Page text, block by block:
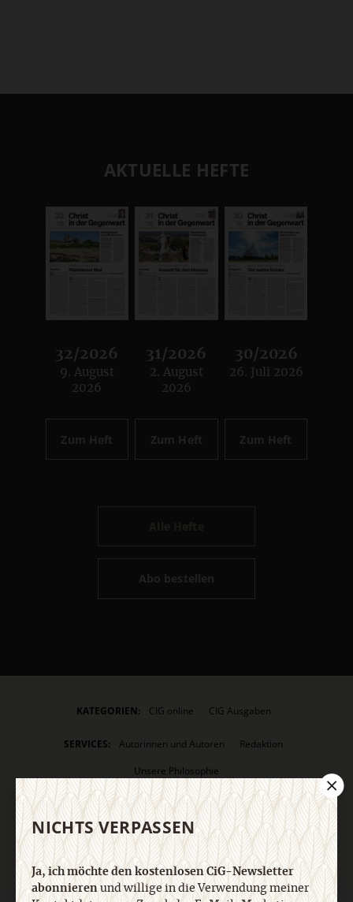
AKTUELLE HEFTE
32/2026
:
9. August
2026
Zum Heft
31/2026
:
2. August
2026
Zum Heft
30/2026
:
26. Juli 2026
Zum Heft
Abo bestellen
KATEGORIEN: CIG online CIG Ausgaben
SERVICES: Autorinnen und Autoren
Redaktion
Unsere Philosophie
ANGEBOTE: Blogs Schlagwörter
VERLAG:
Media Sales CHRIST IN DER GEGENWART
Religion & Spiritualität
Herder Korrespondenz
einfach leben
Stimmen der Zeit
COMMUNIO Gemeinsam Glauben
NICHTS VERPASSEN
Ja, ich möchte den kostenlosen CiG-Newsletter
abonnierenund willige in die Verwendung meiner